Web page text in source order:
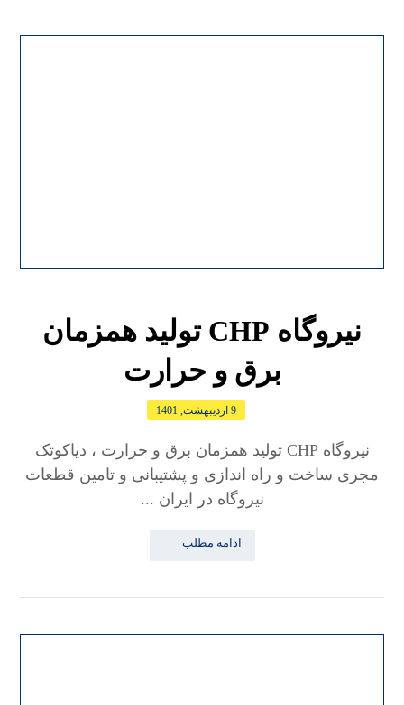
نیروگاه CHP تولید همزمان
برق و حرارت
9 اردیبهشت, 1401
نیروگاه CHP تولید همزمان برق و حرارت ، دیاکوتک
مجری ساخت و راه اندازی و پشتیبانی و تامین قطعات
نیروگاه در ایران ...
ادامه مطلب